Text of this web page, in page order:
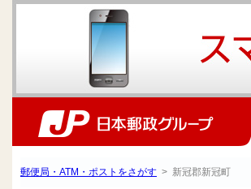
郵便局・ATM・ポストをさがす > 新冠郡新冠町